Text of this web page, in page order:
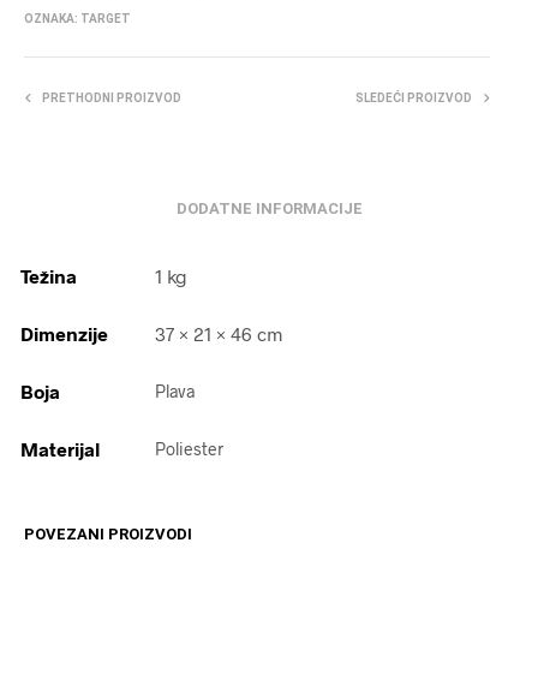
OZNAKA: TARGET
PRETHODNI PROIZVOD SLEDEĆI PROIZVOD
DODATNE INFORMACIJE
Težina 1 kg
Dimenzije 37 × 21 × 46 cm
Boja Plava
Materijal Poliester
POVEZANI PROIZVODI